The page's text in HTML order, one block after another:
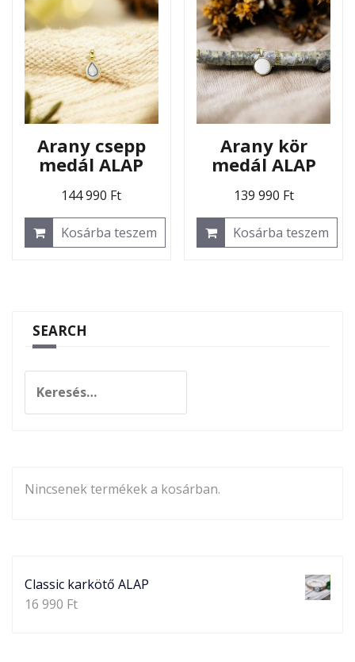
Arany csepp
medál ALAP
144 990 Ft
Kosárba teszem
Arany kör
medál ALAP
139 990 Ft
Kosárba teszem
SEARCH
Nincsenek termékek a kosárban.
Classic karkötő ALAP
16 990 Ft